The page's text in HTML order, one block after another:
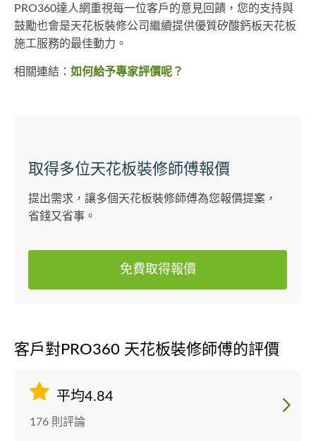
PRO360達人網重視每一位客戶的意見回饋，您的支持與
鼓勵也會是天花板裝修公司繼續提供優質矽酸鈣板天花板
施工服務的最佳動力。
相關連結： 如何給予專家評價呢？
取得多位天花板裝修師傅報價
提出需求，讓多個天花板裝修師傅為您報價提案，
省錢又省事。
免費取得報價
客戶對PRO360 天花板裝修師傅的評價
平均4.84
176 則評論